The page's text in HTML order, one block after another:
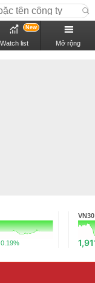
Watch list
New
Mở rộng
0.19%
VN30